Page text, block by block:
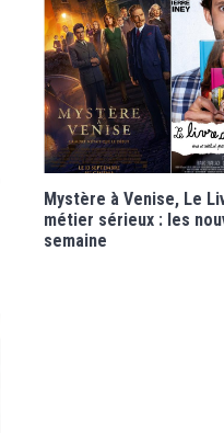
Mystère à Venise, Le
métier sérieux : les
semaine